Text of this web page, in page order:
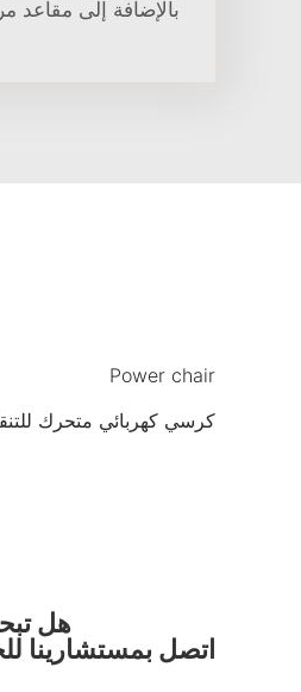
بالإضافة إلى مقاعد
Power chair
كرسي كهربائي متحرك
هل
اتصل بمستشارينا